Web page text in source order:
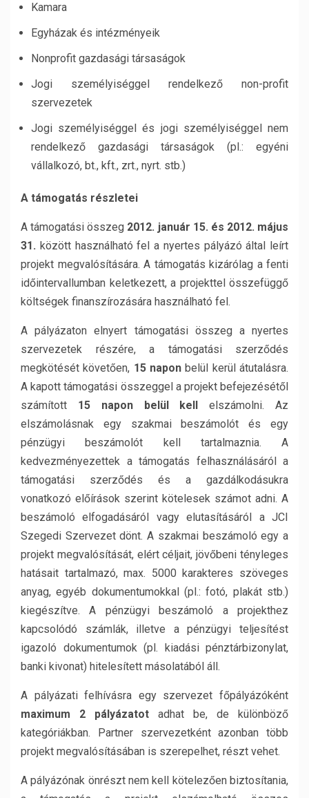
Kamara
Egyházak és intézményeik
Nonprofit gazdasági társaságok
Jogi személyiséggel rendelkező non-profit
szervezetek
Jogi személyiséggel és jogi személyiséggel nem
rendelkező gazdasági társaságok (pl.: egyéni
vállalkozó, bt., kft., zrt., nyrt. stb.)
A támogatás részletei
A támogatási összeg 2012. január 15. és 2012. május
31. között használható fel a nyertes pályázó által leírt
projekt megvalósítására. A támogatás kizárólag a fenti
időintervallumban keletkezett, a projekttel összefüggő
költségek finanszírozására használható fel.
A pályázaton elnyert támogatási összeg a nyertes
szervezetek részére, a támogatási szerződés
megkötését követően, 15 naponbelül kerül átutalásra.
A kapott támogatási összeggel a projekt befejezésétől
számított 15 napon belül kellelszámolni. Az
elszámolásnak egy szakmai beszámolót és egy
pénzügyi beszámolót kell tartalmaznia. A
kedvezményezettek a támogatás felhasználásáról a
támogatási szerződés és a gazdálkodásukra
vonatkozó előírások szerint kötelesek számot adni. A
beszámoló elfogadásáról vagy elutasításáról a JCI
Szegedi Szervezet dönt. A szakmai beszámoló egy a
projekt megvalósítását, elért céljait, jövőbeni tényleges
hatásait tartalmazó, max. 5000 karakteres szöveges
anyag, egyéb dokumentumokkal (pl.: fotó, plakát stb.)
kiegészítve. A pénzügyi beszámoló a projekthez
kapcsolódó számlák, illetve a pénzügyi teljesítést
igazoló dokumentumok (pl. kiadási pénztárbizonylat,
banki kivonat) hitelesített másolatából áll.
A pályázati felhívásra egy szervezet főpályázóként
maximum 2 pályázatot adhat be, de különböző
kategóriákban. Partner szervezetként azonban több
projekt megvalósításában is szerepelhet, részt vehet.
A pályázónak önrészt nem kell kötelezően biztosítania,